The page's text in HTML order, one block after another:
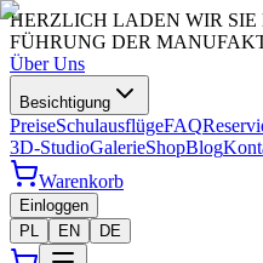
HERZLICH LADEN WIR SIE
FÜHRUNG DER
Über Uns
Besichtigung
PreiseSchulausflügeFAQ
3D-StudioGalerieShopBlog
Warenkorb
Einloggen
PL
EN DE